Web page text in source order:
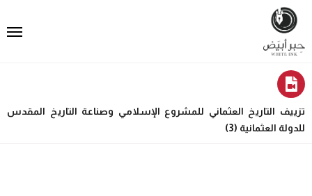
تزييف التاريخ العثماني للمشروع الإسلامي وصناعة التاريخ المقدس
للدولة العثمانية (3)